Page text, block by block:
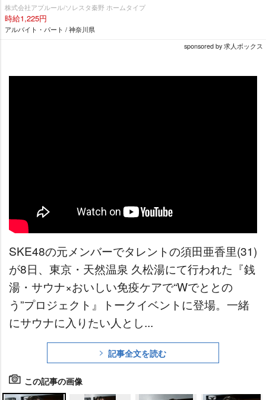
株式会社アプルール/ソレスタ秦野 ホームタイプ
時給1,225円
アルバイト・パート / 神奈川県
sponsored by 求人ボックス
SKE48の元メンバーでタレントの須田亜香里(31)
が8日、東京・天然温泉 久松湯にて行われた『銭
湯・サウナ×おいしい免疫ケアで“Wでととの
う”プロジェクト』トークイベントに登場。一緒
にサウナに入りたい人とし...
記事全文を読む
この記事の画像